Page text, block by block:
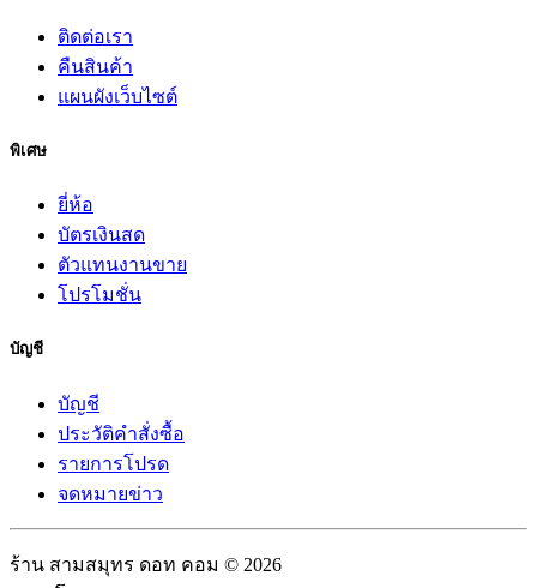
ติดต่อเรา
คืนสินค้า
แผนผังเว็บไซต์
พิเศษ
ยี่ห้อ
บัตรเงินสด
ตัวแทนงานขาย
โปรโมชั่น
บัญชี
บัญชี
ประวัติคำสั่งซื้อ
รายการโปรด
จดหมายข่าว
ร้าน สามสมุทร ดอท คอม © 2026